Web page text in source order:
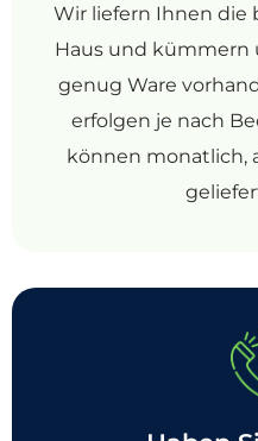
Wir liefern Ihnen die
Haus und kümmern
genug Ware
erfolgen je nach
können monatlich,